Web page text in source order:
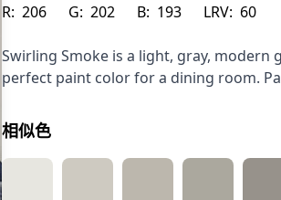
R: 206 G: 202 B: 193 LRV: 60
Swirling Smoke is a light, gray,
perfect paint color for a dining room.
相似色